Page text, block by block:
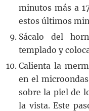
minutos más a
estos últimos
Sácalo del
templado y
Calienta la
en el
sobre la piel de
la vista. Este